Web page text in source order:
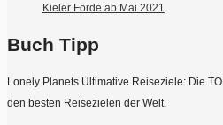
Kieler Förde ab Mai 2021
Buch Tipp
Lonely Planets Ultimative Reiseziele: Die
den besten Reisezielen der Welt.